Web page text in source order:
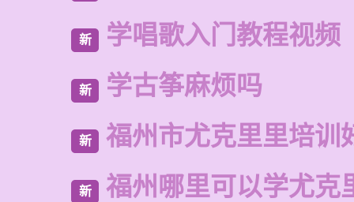
新 学唱歌入门教程视频
新 学古筝麻烦吗
新 福州市尤克里里培训
新 福州哪里可以学尤克